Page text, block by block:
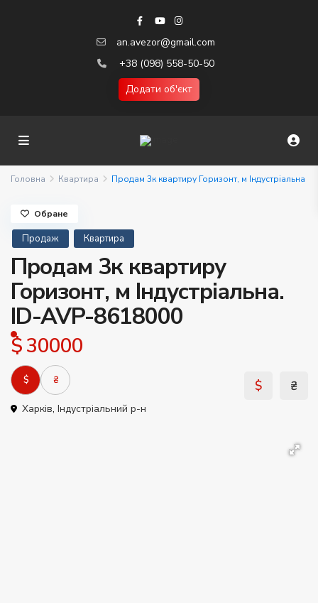
an.avezor@gmail.com
+38 (098) 558-50-50
Додати об'єкт
Головна Квартира Продам 3к квартиру Горизонт, м Індустріальна
Продаж Квартира
Продам 3к квартиру
Горизонт, м Індустріальна.
ID-AVP-8618000
$ 30000
$ ₴
Харків, Індустріальний р-н
Обране
$ ₴